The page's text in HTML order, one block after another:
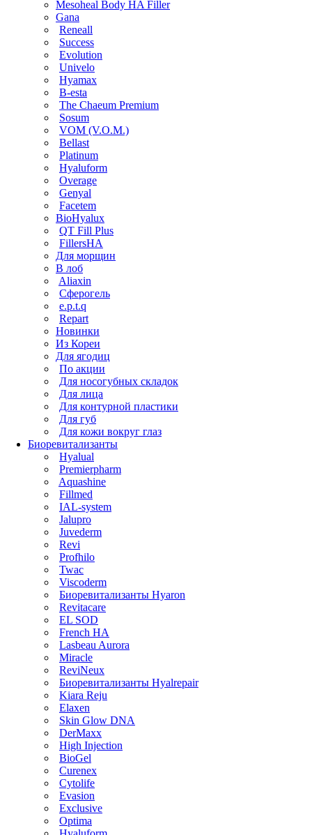
Mesoheal Body HA Filler
Gana
Reneall
Success
Evolution
Univelo
Hyamax
B-esta
The Chaeum Premium
Sosum
VOM (V.O.M.)
Bellast
Platinum
Hyaluform
Overage
Genyal
Facetem
BioHyalux
QT Fill Plus
FillersHA
Для морщин
В лоб
Aliaxin
Сферогель
e.p.t.q
Repart
Новинки
Из Кореи
Для ягодиц
По акции
Для носогубных складок
Для лица
Для контурной пластики
Для губ
Для кожи вокруг глаз
Биоревитализанты
Hyalual
Premierpharm
Aquashine
Fillmed
IAL-system
Jalupro
Juvederm
Revi
Profhilo
Twac
Viscoderm
Биоревитализанты Hyaron
Revitacare
EL SOD
French HA
Lasbeau Aurora
Miracle
ReviNeux
Биоревитализанты Hyalrepair
Kiara Reju
Elaxen
Skin Glow DNA
DerMaxx
High Injection
BioGel
Curenex
Cytolife
Evasion
Exclusive
Optima